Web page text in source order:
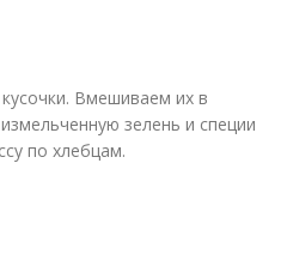
Вмешиваем их в
зелень и специи
по хлебцам.